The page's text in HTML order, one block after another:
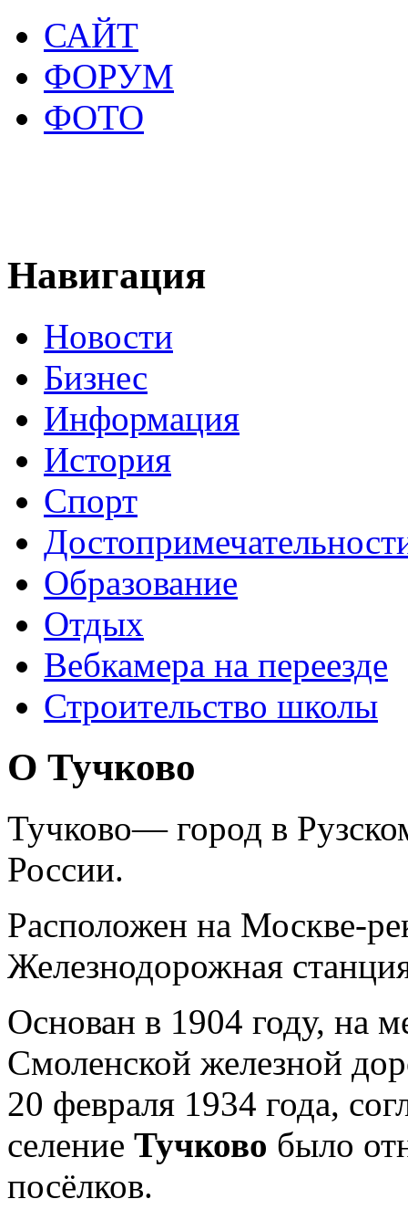
САЙТ
ФОРУМ
ФОТО
Навигация
Новости
Бизнес
Информация
История
Спорт
Образование
Отдых
Вебкамера на переезде
Строительство школы
О Тучково
Тучково— город в
России.
Расположен на Москве-
Железнодорожная
Основан в 1904 году, на
Смоленской железной
20 февраля 1934 года,
селение Тучково было
посёлков.